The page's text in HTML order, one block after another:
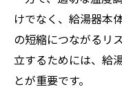
けでなく、給湯器本
の短縮につながるリ
立するためには、給
とが重要です。